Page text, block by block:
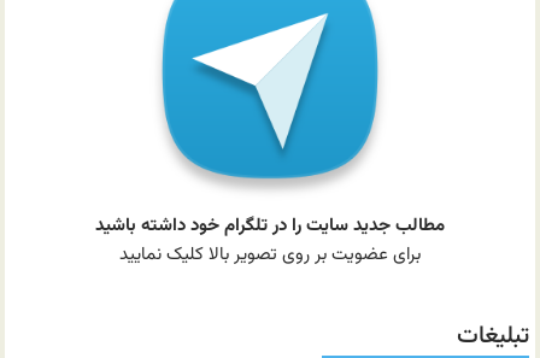
مطالب جدید سایت را در تلگرام خود داشته باشید
برای عضویت بر روی تصویر بالا کلیک نمایید
تبلیغات